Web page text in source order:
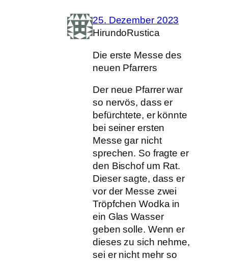
25. Dezember 2023
HirundoRustica
Die erste Messe des
neuen Pfarrers
Der neue Pfarrer war
so nervös, dass er
befürchtete, er könnte
bei seiner ersten
Messe gar nicht
sprechen. So fragte er
den Bischof um Rat.
Dieser sagte, dass er
vor der Messe zwei
Tröpfchen Wodka in
ein Glas Wasser
geben solle. Wenn er
dieses zu sich nehme,
sei er nicht mehr so